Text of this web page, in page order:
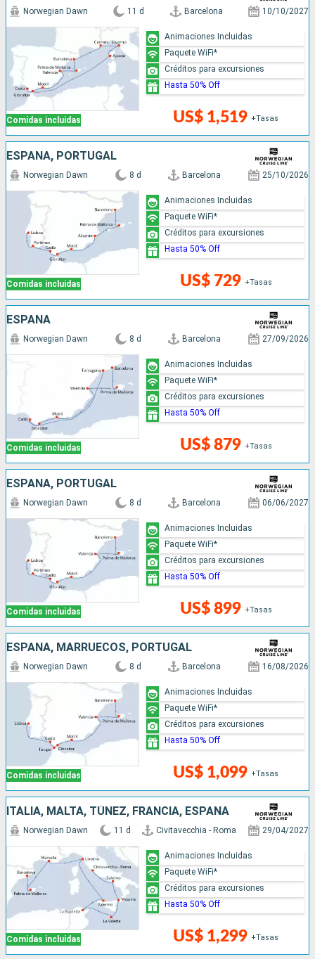
Comidas incluidas
Norwegian Dawn 11 d Barcelona 10/10/2027
US$ 1,519 +Tasas
Animaciones Incluidas
Paquete WiFi*
Créditos para excursiones
Hasta 50% Off
ESPAÑA, PORTUGAL
Comidas incluidas
Norwegian Dawn 8 d Barcelona 25/10/2026
US$ 729 +Tasas
Animaciones Incluidas
Paquete WiFi*
Créditos para excursiones
Hasta 50% Off
ESPAÑA
Comidas incluidas
Norwegian Dawn 8 d Barcelona 27/09/2026
US$ 879 +Tasas
Animaciones Incluidas
Paquete WiFi*
Créditos para excursiones
Hasta 50% Off
ESPAÑA, PORTUGAL
Comidas incluidas
Norwegian Dawn 8 d Barcelona 06/06/2027
US$ 899 +Tasas
Animaciones Incluidas
Paquete WiFi*
Créditos para excursiones
Hasta 50% Off
ESPAÑA, MARRUECOS, PORTUGAL
Comidas incluidas
Norwegian Dawn 8 d Barcelona 16/08/2026
US$ 1,099 +Tasas
Animaciones Incluidas
Paquete WiFi*
Créditos para excursiones
Hasta 50% Off
ITALIA, MALTA, TÚNEZ, FRANCIA, ESPAÑA
Comidas incluidas
Norwegian Dawn 11 d Civitavecchia - Roma 29/04/2027
US$ 1,299 +Tasas
Animaciones Incluidas
Paquete WiFi*
Créditos para excursiones
Hasta 50% Off